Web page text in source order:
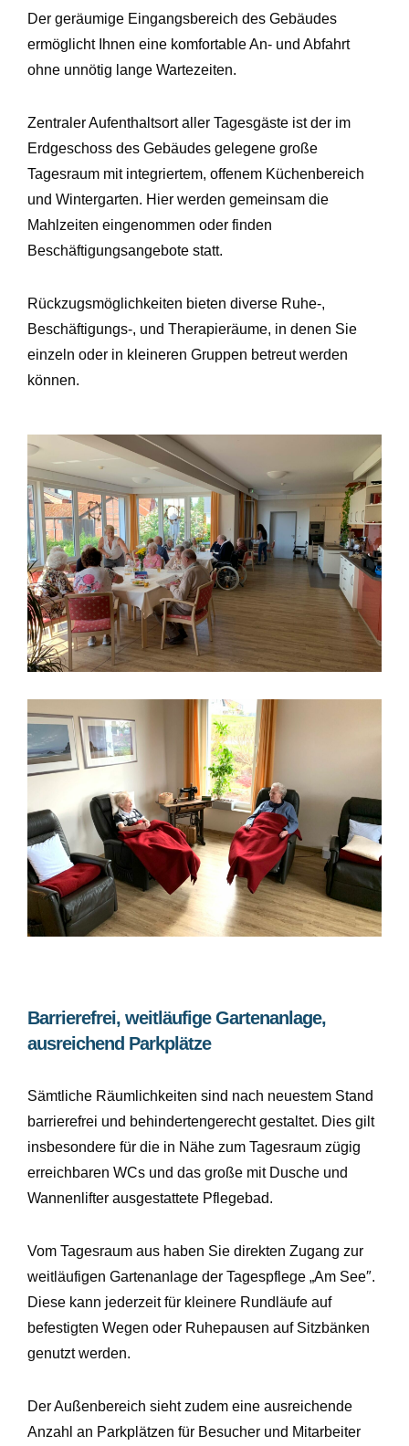
Der geräumige Eingangsbereich des Gebäudes
ermöglicht Ihnen eine komfortable An- und Abfahrt
ohne unnötig lange Wartezeiten.
Zentraler Aufenthaltsort aller Tagesgäste ist der im
Erdgeschoss des Gebäudes gelegene große
Tagesraum mit integriertem, offenem Küchenbereich
und Wintergarten. Hier werden gemeinsam die
Mahlzeiten eingenommen oder finden
Beschäftigungsangebote statt.
Rückzugsmöglichkeiten bieten diverse Ruhe-,
Beschäftigungs-, und Therapieräume, in denen Sie
einzeln oder in kleineren Gruppen betreut werden
können.
Barrierefrei, weitläufige Gartenanlage,
ausreichend Parkplätze
Sämtliche Räumlichkeiten sind nach neuestem Stand
barrierefrei und behindertengerecht gestaltet. Dies gilt
insbesondere für die in Nähe zum Tagesraum zügig
erreichbaren WCs und das große mit Dusche und
Wannenlifter ausgestattete Pflegebad.
Vom Tagesraum aus haben Sie direkten Zugang zur
weitläufigen Gartenanlage der Tagespflege „Am See″.
Diese kann jederzeit für kleinere Rundläufe auf
befestigten Wegen oder Ruhepausen auf Sitzbänken
genutzt werden.
Der Außenbereich sieht zudem eine ausreichende
Anzahl an Parkplätzen für Besucher und Mitarbeiter